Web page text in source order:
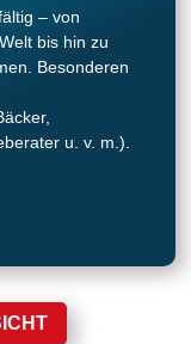
– von
bis hin zu
Besonderen
u. v. m.).